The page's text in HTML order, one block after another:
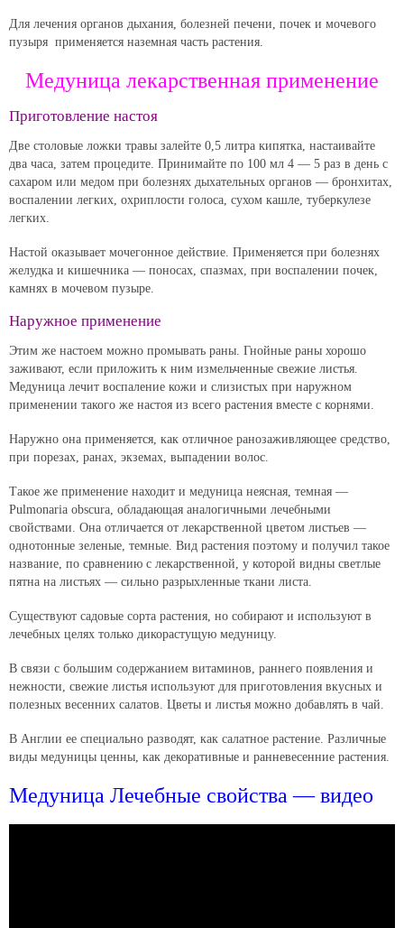
Для лечения органов дыхания, болезней печени, почек и мочевого
пузыря применяется наземная часть растения.
Медуница лекарственная применение
Приготовление настоя
Две столовые ложки травы залейте 0,5 литра кипятка, настаивайте
два часа, затем процедите. Принимайте по 100 мл 4 — 5 раз в день с
сахаром или медом при болезнях дыхательных органов — бронхитах,
воспалении легких, охриплости голоса, сухом кашле, туберкулезе
легких.
Настой оказывает мочегонное действие. Применяется при болезнях
желудка и кишечника — поносах, спазмах, при воспалении почек,
камнях в мочевом пузыре.
Наружное применение
Этим же настоем можно промывать раны. Гнойные раны хорошо
заживают, если приложить к ним измельченные свежие листья.
Медуница лечит воспаление кожи и слизистых при наружном
применении такого же настоя из всего растения вместе с корнями.
Наружно она применяется, как отличное ранозаживляющее средство,
при порезах, ранах, экземах, выпадении волос.
Такое же применение находит и медуница неясная, темная —
Pulmonaria obscura, обладающая аналогичными лечебными
свойствами. Она отличается от лекарственной цветом листьев —
однотонные зеленые, темные. Вид растения поэтому и получил такое
название, по сравнению с лекарственной, у которой видны светлые
пятна на листьях — сильно разрыхленные ткани листа.
Существуют садовые сорта растения, но собирают и используют в
лечебных целях только дикорастущую медуницу.
В связи с большим содержанием витаминов, раннего появления и
нежности, свежие листья используют для приготовления вкусных и
полезных весенних салатов. Цветы и листья можно добавлять в чай.
В Англии ее специально разводят, как салатное растение. Различные
виды медуницы ценны, как декоративные и ранневесенние растения.
Медуница Лечебные свойства — видео